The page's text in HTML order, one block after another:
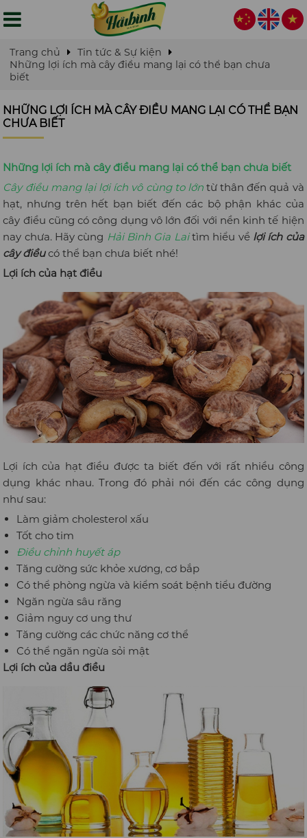
Trang chủ
Tin tức & Sự kiện
Những lợi ích mà cây điều mang lại có thể bạn chưa
biết
NHỮNG LỢI ÍCH MÀ CÂY ĐIỀU MANG LẠI CÓ THỂ BẠN
CHƯA BIẾT
Những lợi ích mà cây điều mang lại có thể bạn chưa biết
Cây điều mang lại lợi ích vô cùng to lớntừ thân đến quả và
hạt, nhưng trên hết bạn biết đến các bộ phận khác của
cây điều cũng có công dụng vô lớn đối với nền kinh tế hiện
nay chưa. Hãy cùng Hải Bình Gia Laitìm hiểu về lợi ích của
cây điềucó thể bạn chưa biết nhé!
Lợi ích của hạt điều
Lợi ích của hạt điều được ta biết đến với rất nhiều công
dụng khác nhau. Trong đó phải nói đến các công dụng
như sau:
Làm giảm cholesterol xấu
Tốt cho tim
Điều chỉnh huyết áp
Tăng cường sức khỏe xương, cơ bắp
Có thể phòng ngừa và kiểm soát bệnh tiểu đường
Ngăn ngừa sâu răng
Giảm nguy cơ ung thư
Tăng cường các chức năng cơ thể
Có thể ngăn ngừa sỏi mật
Lợi ích của dầu điều